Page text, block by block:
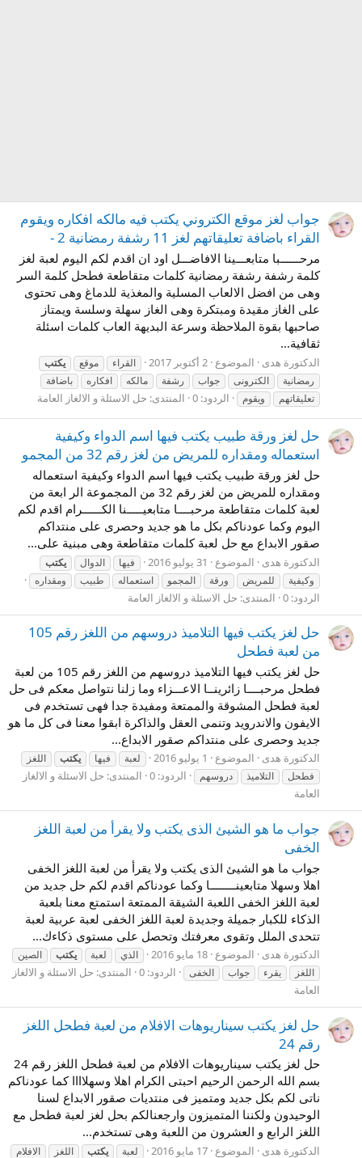
جواب لغز موقع الكتروني يكتب فيه مالكه افكاره ويقوم
القراء باضافة تعليقاتهم لغز 11 رشفة رمضانية 2 -
مرحــــــبا متابعـــينا الافاضـــل اود ان اقدم لكم اليوم لعبة لغز
كلمة رشفة رشفة رمضانية كلمات متقاطعة فطحل كلمة السر
وهى من افضل الالعاب المسلية والمغذية للدماغ وهى تحتوى
على الغاز مقيدة ومبتكرة وهى الغاز سهلة وسلسة ويمتاز
صاحبها بقوة الملاحظة وسرعة البديهة العاب كلمات اسئلة
ثقافية...
الدكتورة هدى الموضوع 2 أكتوبر 2017 القراء موقع
يكتب
رمضانية
الكترونى جواب رشفة مالكه افكاره
باضافة
تعليقاتهم
ويقوم الردود: 0 المنتدى: حل الاسئلة و الالغاز العامة
حل لغز ورقة طبيب يكتب فيها اسم الدواء وكيفية
استعماله ومقداره للمريض من لغز رقم 32 من المجمو
حل لغز ورقة طبيب يكتب فيها اسم الدواء وكيفية استعماله
ومقداره للمريض من لغز رقم 32 من المجموعة الر ابعة من
لعبة كلمات متقاطعة مرحبــــا متابعيـــــنا الكــــــرام اقدم لكم
اليوم وكما عودناكم بكل ما هو جديد وحصرى على منتداكم
صقور الابداع مع حل لعبة كلمات متقاطعة وهى مبنية على...
الدكتورة هدى الموضوع 31 يوليو 2016 فيها الدوال
يكتب
وكيفية
للمريض ورقة المجمو استعماله طبيب ومقداره
الردود: 0 المنتدى: حل الاسئلة و الالغاز العامة
حل لغز يكتب فيها التلاميذ دروسهم من اللغز رقم 105
من لعبة فطحل
حل لغز يكتب فيها التلاميذ دروسهم من اللغز رقم 105 من لعبة
فطحل مرحبــــا زائرينــا الاعـــزاء وما زلنا نتواصل معكم فى حل
لعبة فطحل المشوقة والممتعة ومفيدة جدا فهى تستخدم فى
الايفون والاندرويد وتنمى العقل والذاكرة ابقوا معنا فى كل ما هو
جديد وحصرى على منتداكم صقور الابداع...
الدكتورة هدى الموضوع 1 يوليو 2016 لعبة فيها يكتب
اللغز
فطحل
التلاميذ دروسهم الردود: 0 المنتدى: حل الاسئلة و الالغاز
العامة
جواب ما هو الشيئ الذى يكتب ولا يقرأ من لعبة اللغز
الخفى
جواب ما هو الشيئ الذى يكتب ولا يقرأ من لعبة اللغز الخفى
اهلا وسهلا متابعينــــــــا وكما عودناكم اقدم لكم حل جديد من
لعبة اللغز الخفى اللعبة الشيقة الممتعة استمتع معنا بلعبة
الذكاء للكبار جميلة وجديدة لعبة اللغز الخفى لعبة عربية لعبة
تتحدى الملل وتقوى معرفتك وتحصل على مستوى ذكاءك...
الدكتورة هدى الموضوع 18 مايو 2016 الذي لعبة يكتب
الصين
اللغز
يقرء جواب الخفى الردود: 0 المنتدى: حل الاسئلة و الالغاز
العامة
حل لغز يكتب سيناريوهات الافلام من لعبة فطحل اللغز
رقم 24
حل لغز يكتب سيناريوهات الافلام من لعبة فطحل اللغز رقم 24
بسم الله الرحمن الرحيم احبتى الكرام اهلا وسهلاااا كما عودناكم
ناتى لكم بكل جديد ومتميز فى منتديات صقور الابداع لسنا
الوحيدون ولكننا المتميزون وارجعنالكم بحل لغز لعبة فطحل مع
اللغز الرابع و العشرون من اللعبة وهى تستخدم...
الدكتورة هدى الموضوع 17 مايو 2016 لعبة يكتب اللغز الافلام